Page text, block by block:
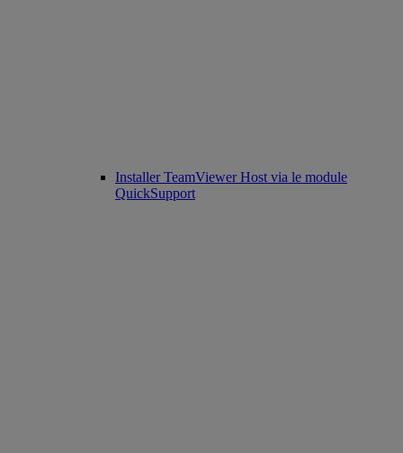
Installer TeamViewer Host via le module
QuickSupport